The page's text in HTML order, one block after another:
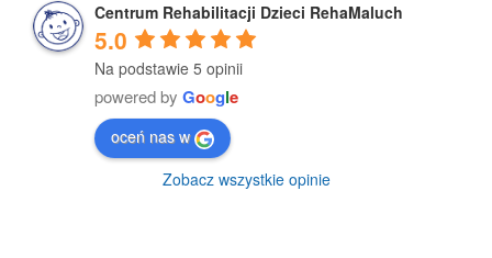
Centrum Rehabilitacji Dzieci RehaMaluch
5.0
Na podstawie 5 opinii
powered by Google
oceń nas w
Zobacz wszystkie opinie